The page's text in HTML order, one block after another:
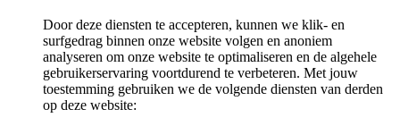
Door deze diensten te accepteren, kunnen we klik- en
surfgedrag binnen onze website volgen en anoniem
analyseren om onze website te optimaliseren en de algehele
gebruikerservaring voortdurend te verbeteren. Met jouw
toestemming gebruiken we de volgende diensten van derden
op deze website: